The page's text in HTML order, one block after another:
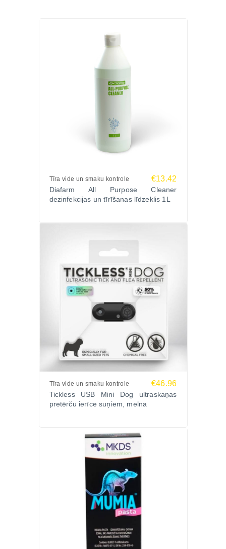
Tīra vide un smaku kontrole €13.42
Diafarm All Purpose Cleaner
dezinfekcijas un tīrīšanas līdzeklis 1L
Tīra vide un smaku kontrole €46.96
Tickless USB Mini Dog ultraskaņas
pretērču ierīce suņiem, melna